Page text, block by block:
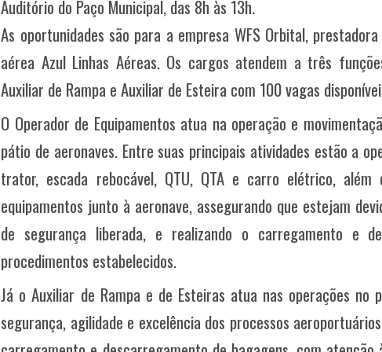
Auditório do Paço Municipal, das 8h às 13h.
As oportunidades são para a empresa WFS Orbital,
aérea Azul Linhas Aéreas. Os cargos atendem a três
Auxiliar de Rampa e Auxiliar de Esteira com 100 vagas
O Operador de Equipamentos atua na operação e
pátio de aeronaves. Entre suas principais atividades estão a
trator, escada rebocável, QTU, QTA e carro elétrico,
equipamentos junto à aeronave, assegurando que estejam
de segurança liberada, e realizando o carregamento e
procedimentos estabelecidos.
Já o Auxiliar de Rampa e de Esteiras atua nas operações no
segurança, agilidade e excelência dos processos